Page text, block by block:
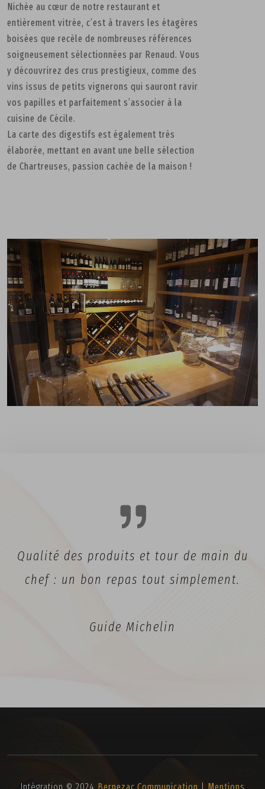
Nichée au cœur de notre restaurant et
entièrement vitrée, c’est à travers les étagères
boisées que recèle de nombreuses références
soigneusement sélectionnées par Renaud. Vous
y découvrirez des crus prestigieux, comme des
vins issus de petits vignerons qui sauront ravir
vos papilles et parfaitement s’associer à la
cuisine de Cécile.
La carte des digestifs est également très
élaborée, mettant en avant une belle sélection
de Chartreuses, passion cachée de la maison !
Qualité des produits et tour de main du
chef : un bon repas tout simplement.
Guide Michelin